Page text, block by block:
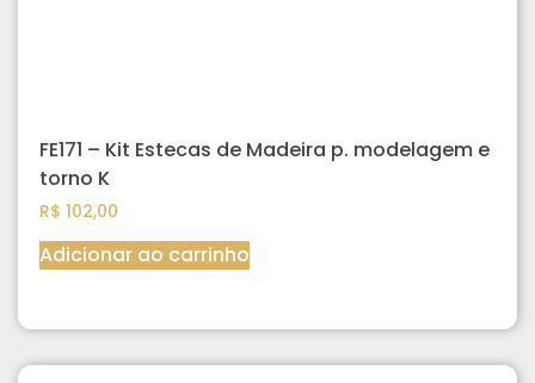
FE171 – Kit Estecas de Madeira p. modelagem e
torno K
R$ 102,00
Adicionar ao carrinho